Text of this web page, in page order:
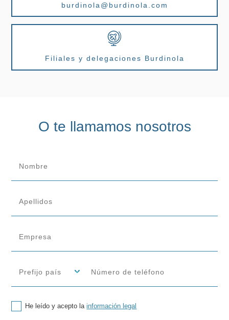
burdinola@burdinola.com
Filiales y delegaciones Burdinola
O te llamamos nosotros
He leído y acepto lainformación legal